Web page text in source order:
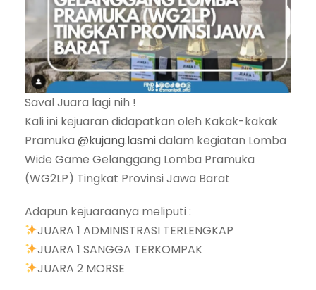
Saval Juara lagi nih !
Kali ini kejuaran didapatkan oleh Kakak-kakak
Pramuka @kujang.lasmidalam kegiatan Lomba
Wide Game Gelanggang Lomba Pramuka
(WG2LP) Tingkat Provinsi Jawa Barat
Adapun kejuaraanya meliputi :
JUARA 1 ADMINISTRASI TERLENGKAP
JUARA 1 SANGGA TERKOMPAK
JUARA 2 MORSE